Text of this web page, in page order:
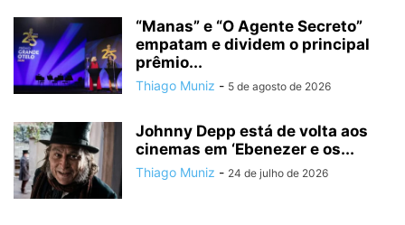
“Manas” e “O Agente Secreto”
empatam e dividem o principal
prêmio...
Thiago Muniz - 5 de agosto de 2026
Johnny Depp está de volta aos
cinemas em ‘Ebenezer e os...
Thiago Muniz - 24 de julho de 2026